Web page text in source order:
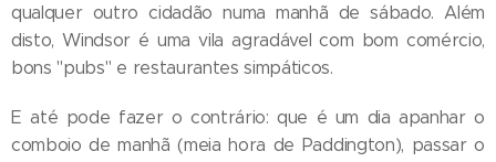
qualquer outro cidadão numa manhã de sábado. Além
disto, Windsor é uma vila agradável com bom comércio,
bons "pubs" e restaurantes simpáticos.
E até pode fazer o contrário: que é um dia apanhar o
comboio de manhã (meia hora de Paddington), passar o